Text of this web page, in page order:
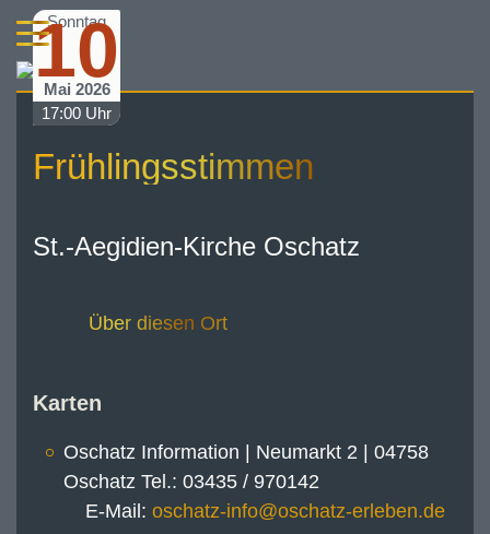
Sonntag
10
Mai 2026
17:00 Uhr
Frühlingsstimmen
St.-Aegidien-Kirche Oschatz
Über diesen Ort
Karten
Oschatz Information | Neumarkt 2 | 04758
Oschatz Tel.: 03435 / 970142
E-Mail: